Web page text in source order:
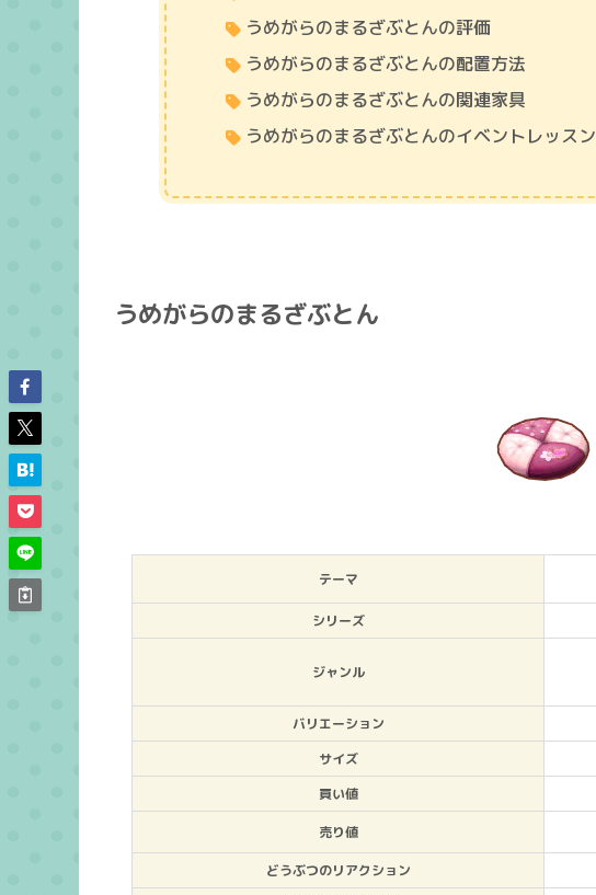
うめがらのまるざぶとんの評価
うめがらのまるざぶとんの配置方法
うめがらのまるざぶとんの関連家具
うめがらのまるざぶとんのイベントレッスン
うめがらのまるざぶとん
テーマ
シリーズ
ジャンル
バリエーション
サイズ
買い値
売り値
どうぶつのリアクション